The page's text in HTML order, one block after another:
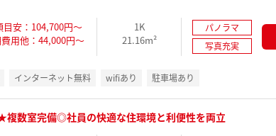
目安：104,700円～
用他：44,000円～
1K
21.16m²
パノラマ
写真充実
インターネット無料 wifiあり 駐車場あり
複数室完備◎社員の快適な住環境と利便性を両立